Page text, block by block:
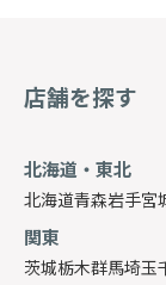
店舗を探す
北海道・東北
北海道青森岩手宮
関東
茨城栃木群馬埼玉